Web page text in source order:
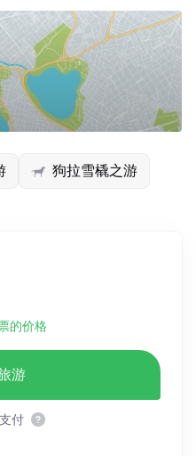
狗拉雪橇之游
的价格
游
付